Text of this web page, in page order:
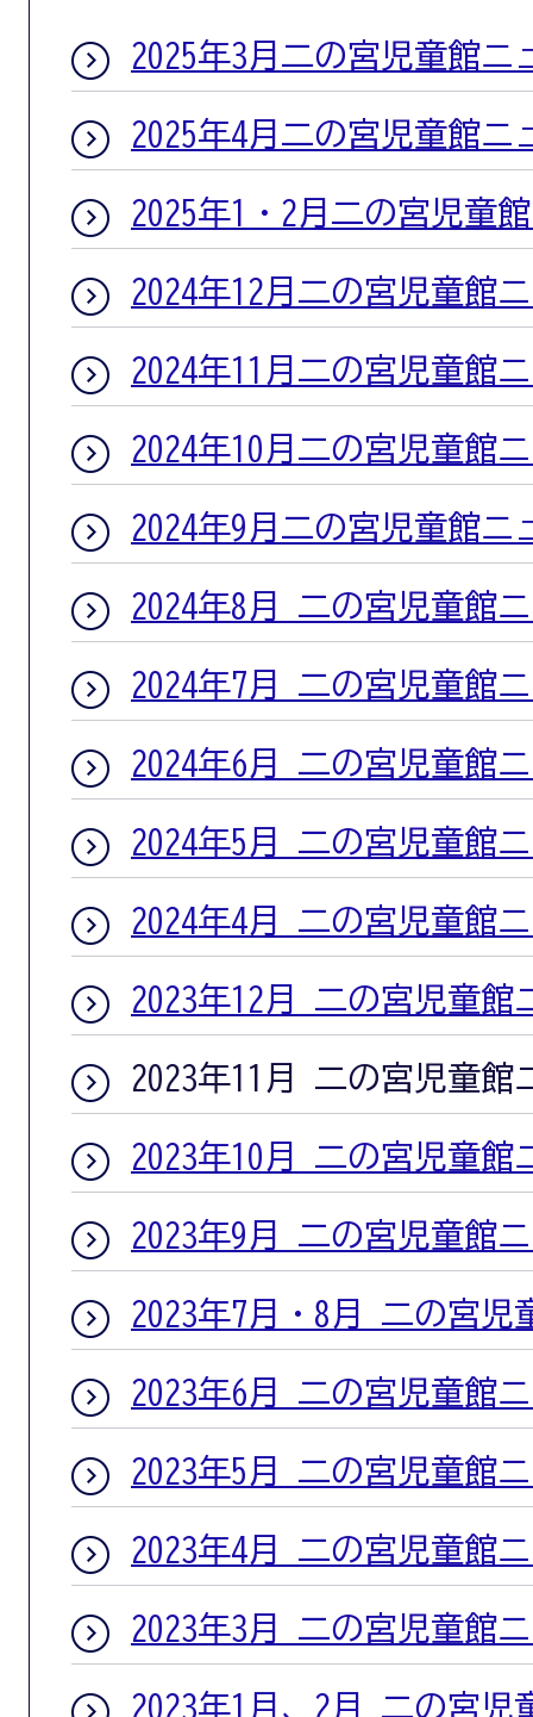
2025年3月二の宮児童館ニ
2025年4月二の宮児童館ニ
2025年1・2月二の宮児童
2024年12月二の宮児童館
2024年11月二の宮児童館
2024年10月二の宮児童館
2024年9月二の宮児童館ニ
2024年8月 二の宮児童館
2024年7月 二の宮児童館
2024年6月 二の宮児童館
2024年5月 二の宮児童館
2024年4月 二の宮児童館
2023年12月 二の宮児童館
2023年11月 二の宮児童館
2023年10月 二の宮児童館
2023年9月 二の宮児童館
2023年7月・8月 二の宮児
2023年6月 二の宮児童館
2023年5月 二の宮児童館
2023年4月 二の宮児童館
2023年3月 二の宮児童館
2023年1月、2月 二の宮児